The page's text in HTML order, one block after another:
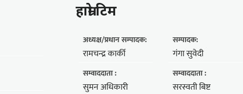
हाम्राे टिम
अध्यक्ष/प्रधान सम्पादक:
रामचन्द्र कार्की
सम्पादक:
गंगा सुवेदी
सम्वाददाता :
सुमन अधिकारी
सम्वाददाता :
सरस्वती बिष्ट